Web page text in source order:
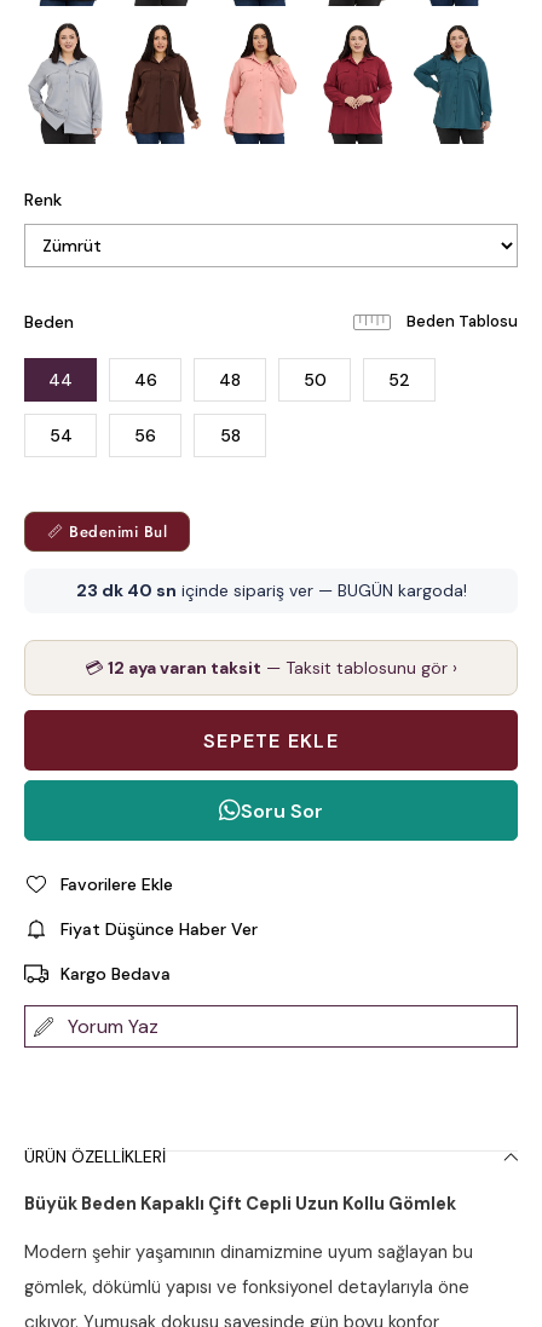
Renk
Beden Beden Tablosu
44 46 48 50 52
54 56 58
📏 Bedenimi Bul
23 dk 39 sniçinde sipariş ver — BUGÜN kargoda!
💳 12 aya varan taksit — Taksit tablosunu gör ›
Soru Sor
Favorilere Ekle
Fiyat Düşünce Haber Ver
Kargo Bedava
Yorum Yaz
ÜRÜN ÖZELLIKLERI
Büyük Beden Kapaklı Çift Cepli Uzun Kollu Gömlek
Modern şehir yaşamının dinamizmine uyum sağlayan bu
gömlek, dökümlü yapısı ve fonksiyonel detaylarıyla öne
çıkıyor. Yumuşak dokusu sayesinde gün boyu konfor